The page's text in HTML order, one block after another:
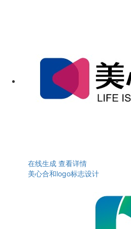
在线生成 查看详情
美心合和logo标志设计